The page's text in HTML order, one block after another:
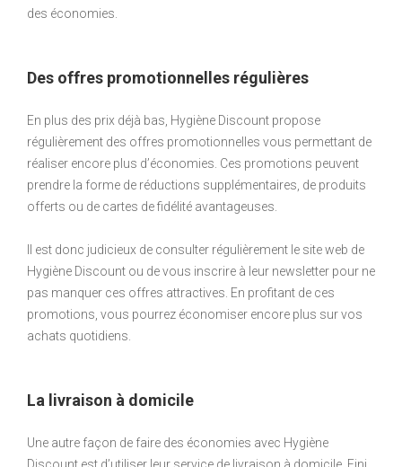
des économies.
Des offres promotionnelles régulières
En plus des prix déjà bas, Hygiène Discount propose
régulièrement des offres promotionnelles vous permettant de
réaliser encore plus d’économies. Ces promotions peuvent
prendre la forme de réductions supplémentaires, de produits
offerts ou de cartes de fidélité avantageuses.
Il est donc judicieux de consulter régulièrement le site web de
Hygiène Discount ou de vous inscrire à leur newsletter pour ne
pas manquer ces offres attractives. En profitant de ces
promotions, vous pourrez économiser encore plus sur vos
achats quotidiens.
La livraison à domicile
Une autre façon de faire des économies avec Hygiène
Discount est d’utiliser leur service de livraison à domicile. Fini